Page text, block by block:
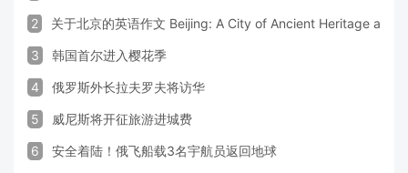
2 关于北京的英语作文 Beijing: A City of Ancient Heritage and
3 韩国首尔进入樱花季
4 俄罗斯外长拉夫罗夫将访华
5 威尼斯将开征旅游进城费
6 安全着陆！俄飞船载3名宇航员返回地球